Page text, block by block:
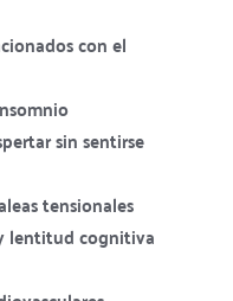
con el
sin sentirse
tensionales
lentitud cognitiva